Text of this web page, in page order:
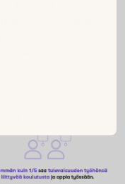
vapauttaa
työntekijät
tavalla.